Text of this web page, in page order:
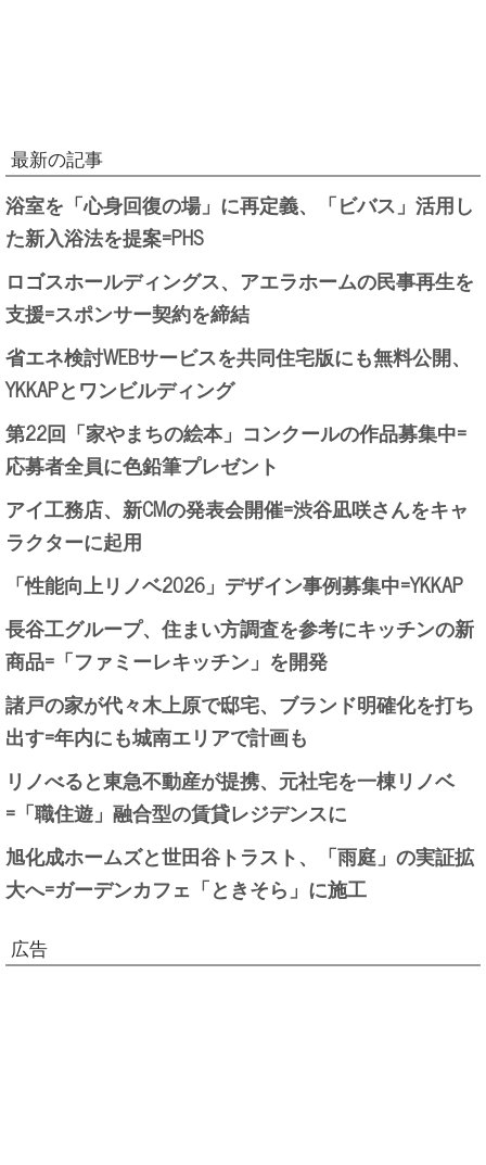
最新の記事
浴室を「心身回復の場」に再定義、「ビバス」活用し
た新入浴法を提案=PHS
ロゴスホールディングス、アエラホームの民事再生を
支援=スポンサー契約を締結
省エネ検討WEBサービスを共同住宅版にも無料公開、
YKKAPとワンビルディング
第22回「家やまちの絵本」コンクールの作品募集中=
応募者全員に色鉛筆プレゼント
アイ工務店、新CMの発表会開催=渋谷凪咲さんをキャ
ラクターに起用
「性能向上リノベ2026」デザイン事例募集中=YKKAP
長谷工グループ、住まい方調査を参考にキッチンの新
商品=「ファミーレキッチン」を開発
諸戸の家が代々木上原で邸宅、ブランド明確化を打ち
出す=年内にも城南エリアで計画も
リノべると東急不動産が提携、元社宅を一棟リノベ
=「職住遊」融合型の賃貸レジデンスに
旭化成ホームズと世田谷トラスト、「雨庭」の実証拡
大へ=ガーデンカフェ「ときそら」に施工
広告